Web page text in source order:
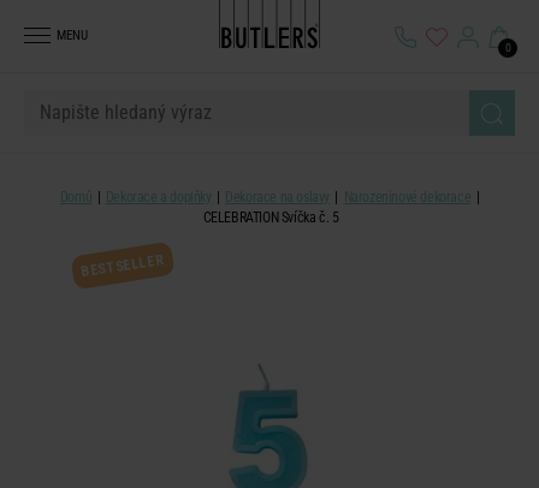
MENU
0
Domů Dekorace a doplňky Dekorace na oslavy
Narozeninové dekorace
CELEBRATION Svíčka č. 5
BESTSELLER